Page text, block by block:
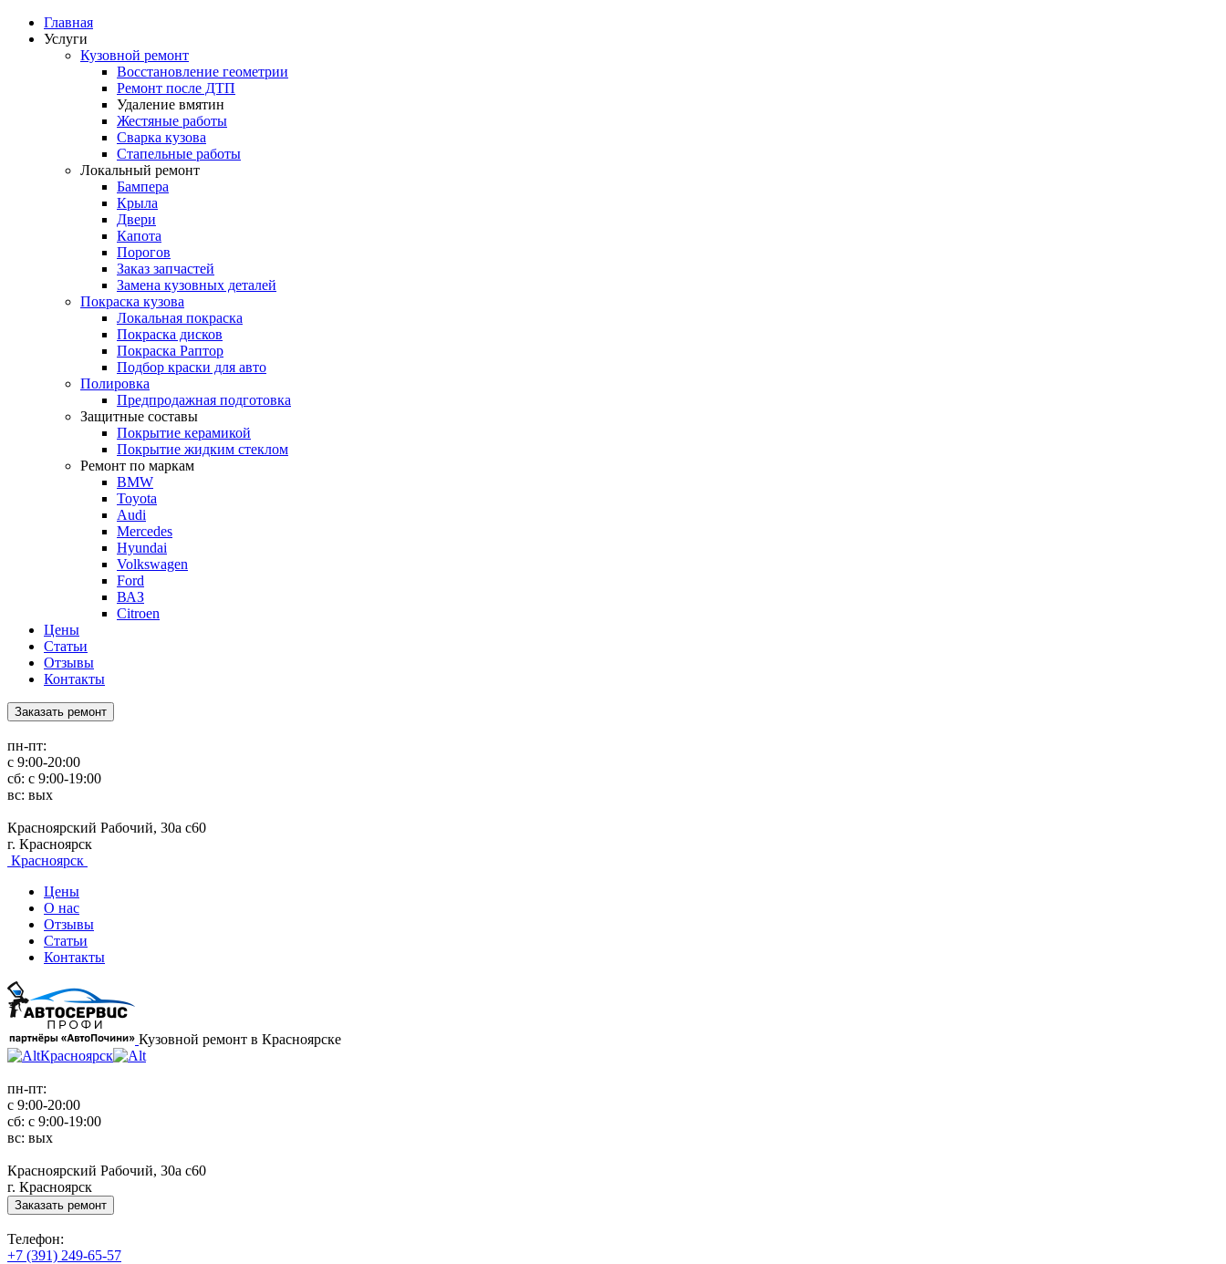
Главная
Услуги
Кузовной ремонт
Восстановление геометрии
Ремонт после ДТП
Удаление вмятин
Жестяные работы
Сварка кузова
Стапельные работы
Локальный ремонт
Бампера
Крыла
Двери
Капота
Порогов
Заказ запчастей
Замена кузовных деталей
Покраска кузова
Локальная покраска
Покраска дисков
Покраска Раптор
Подбор краски для авто
Полировка
Предпродажная подготовка
Защитные составы
Покрытие керамикой
Покрытие жидким стеклом
Ремонт по маркам
BMW
Toyota
Audi
Mercedes
Hyundai
Volkswagen
Ford
ВАЗ
Citroen
Цены
Статьи
Отзывы
Контакты
Заказать ремонт
пн-пт:
с 9:00-20:00
сб: с 9:00-19:00
вс: вых
Красноярский Рабочий, 30а с60
г. Красноярск
Красноярск
Цены
О нас
Отзывы
Статьи
Контакты
Кузовной ремонт в Красноярске
Красноярск
пн-пт:
с 9:00-20:00
сб: с 9:00-19:00
вс: вых
Красноярский Рабочий, 30а с60
г. Красноярск
Заказать ремонт
Телефон:
+7 (391) 249-65-57